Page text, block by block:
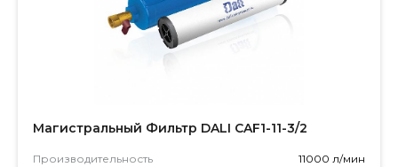
Магистральный Фильтр DALI CAF1-11-3/2
Производитель­ность
11000 л/мин